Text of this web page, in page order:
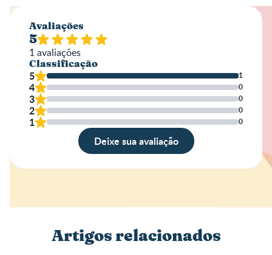
Avaliações
5
1avaliações
Classificação
5 1
4 0
3 0
2 0
1 0
Deixe sua avaliação
Escreva a sua opinião
Artigos relacionados